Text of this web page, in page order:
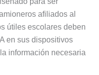
afiliados al
útiles escolares deben
en sus dispositivos
información necesaria